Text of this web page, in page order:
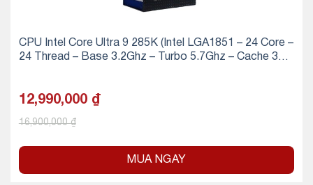
CPU Intel Core Ultra 9 285K (Intel LGA1851 – 24 Core –
24 Thread – Base 3.2Ghz – Turbo 5.7Ghz – Cache 36M
12,990,000 ₫
16,900,000₫
MUA NGAY